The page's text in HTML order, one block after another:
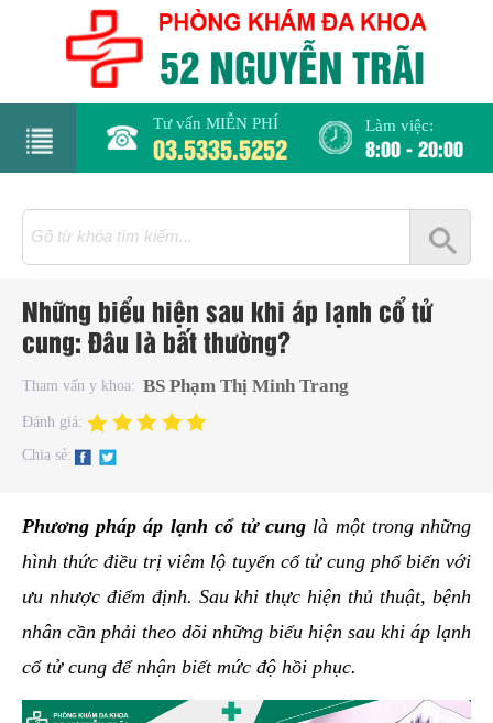
Tư vấn MIỄN PHÍ
03.5335.5252
Làm việc:
8:00 - 20:00
Những biểu hiện sau khi áp lạnh cổ tử
cung: Đâu là bất thường?
Tham vấn y khoa: BS Phạm Thị Minh Trang
Đánh giá:
Chia sẻ:
Phương pháp áp lạnh cổ tử cunglà một trong những
hình thức điều trị viêm lộ tuyến cổ tử cung phổ biến với
ưu nhược điểm định. Sau khi thực hiện thủ thuật, bệnh
nhân cần phải theo dõi những biểu hiện sau khi áp lạnh
cổ tử cung để nhận biết mức độ hồi phục.